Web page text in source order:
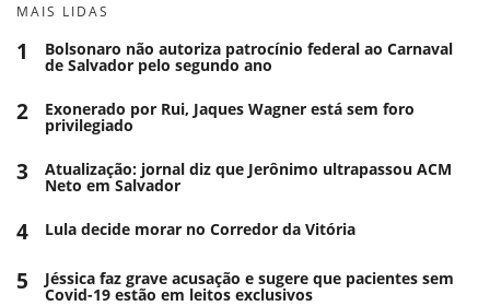
MAIS LIDAS
1 Bolsonaro não autoriza patrocínio federal ao Carnaval
de Salvador pelo segundo ano
2 Exonerado por Rui, Jaques Wagner está sem foro
privilegiado
3 Atualização: jornal diz que Jerônimo ultrapassou ACM
Neto em Salvador
4 Lula decide morar no Corredor da Vitória
5 Jéssica faz grave acusação e sugere que pacientes sem
Covid-19 estão em leitos exclusivos